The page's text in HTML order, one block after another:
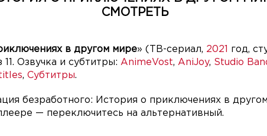
СМОТРЕТЬ
в другом мире» (ТВ-сериал, 2021 год,
11. Озвучка и субтитры: AnimeVost, AniJoy, Studio
, Субтитры.
безработного: История о приключениях в
— переключитесь на альтернативный.